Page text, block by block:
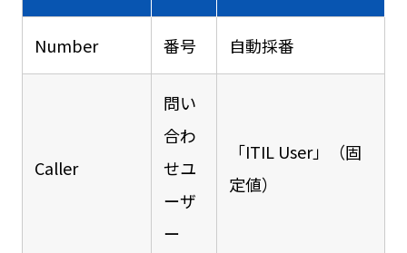
Number 番号 自動採番
Caller
問い
合わ
せユ
ーザ
ー
「ITIL User」（固
定値）